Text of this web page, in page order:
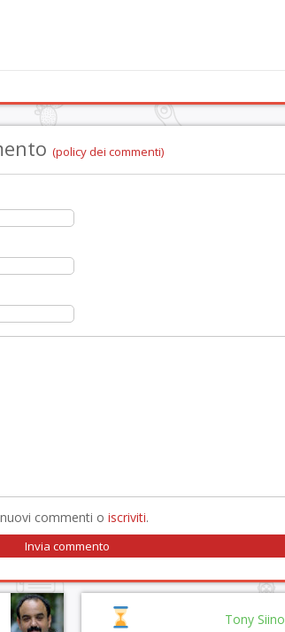
(policy dei commenti)
commenti o iscriviti.
Tony Siino